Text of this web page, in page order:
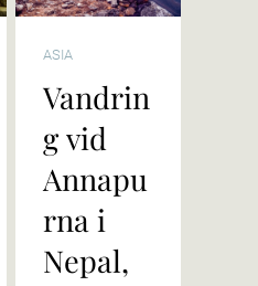
ASIA
Vandrin
g vid
Annapu
rna i
Nepal,